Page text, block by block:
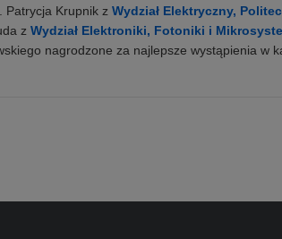
Patrycja Krupnik z Wydział Elektryczny,
z Wydział Elektroniki, Fotoniki i
nagrodzone za najlepsze wystąpienia w